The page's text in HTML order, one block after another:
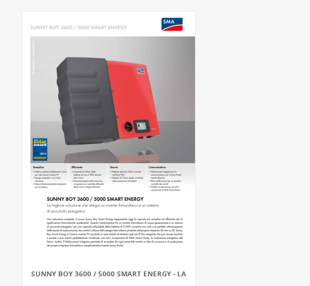
SUNNY BOY 3600 / 5000 SMART ENERGY - LA